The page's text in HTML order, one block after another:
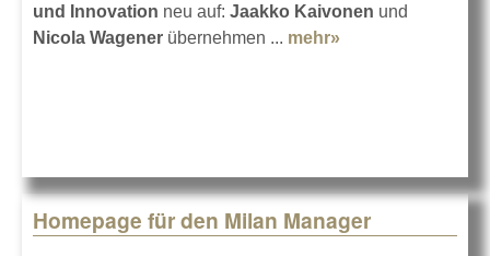
und Innovation neu auf: Jaakko Kaivonen und
Nicola Wagener übernehmen ... mehr»
Homepage für den Milan Manager